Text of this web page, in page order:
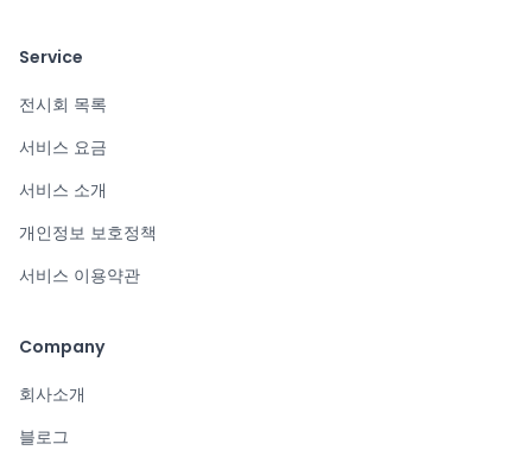
Service
전시회 목록
서비스 요금
서비스 소개
개인정보 보호정책
서비스 이용약관
Company
회사소개
블로그